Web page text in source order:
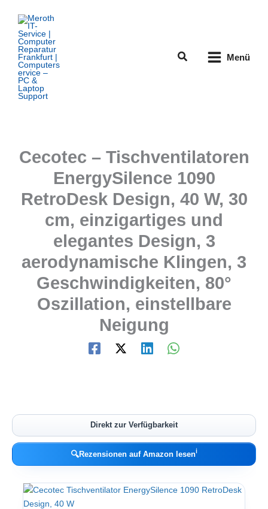
Inhalt
springen
Suchen Menü
Cecotec – Tischventilatoren
EnergySilence 1090
RetroDesk Design, 40 W, 30
cm, einzigartiges und
elegantes Design, 3
aerodynamische Klingen, 3
Geschwindigkeiten, 80°
Oszillation, einstellbare
Neigung
Direkt zur Verfügbarkeit
🔍Rezensionen auf Amazon lesenℹ︎